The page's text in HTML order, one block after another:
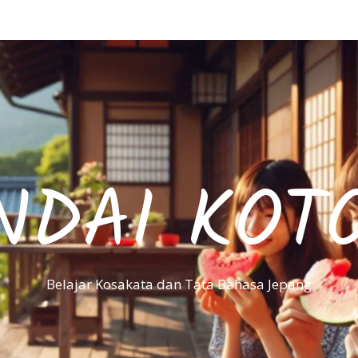
Belajar Kosakata dan Tata Bahasa Jepang